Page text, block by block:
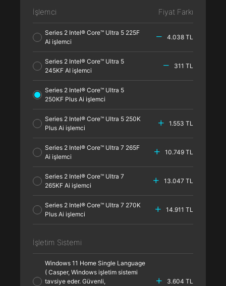
İşlemci Fiyat Farkı
Series 2 Intel® Core™ Ultra 5 225F
Ai işlemci
4.038 TL
Series 2 Intel® Core™ Ultra 5
245KF AI işlemci
311 TL
Series 2 Intel® Core™ Ultra 5
250KF Plus Ai işlemci
Series 2 Intel® Core™ Ultra 5 250K
Plus Ai işlemci
1.553 TL
Series 2 Intel® Core™ Ultra 7 265F
Ai işlemci
10.749 TL
Series 2 Intel® Core™ Ultra 7
265KF Ai işlemci
13.047 TL
Series 2 Intel® Core™ Ultra 7 270K
Plus Ai işlemci
14.911 TL
İşletim Sistemi
Windows 11 Home Single Language
( Casper, Windows işletim sistemi
tavsiye eder. Güvenli,
3.604 TL